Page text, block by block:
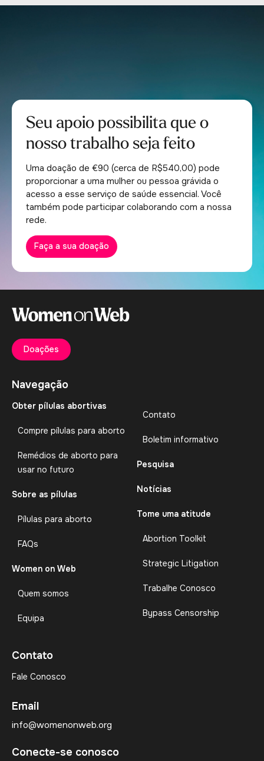
Seu apoio possibilita que o
nosso trabalho seja feito
Uma doação de €90 (cerca de R$540,00) pode
proporcionar a uma mulher ou pessoa grávida o
acesso a esse serviço de saúde essencial. Você
também pode participar colaborando com a nossa
rede.
Faça a sua doação
Navegação
Obter pílulas abortivas
Compre pílulas para aborto
Remédios de aborto para
usar no futuro
Sobre as pílulas
Pílulas para aborto
FAQs
Women on Web
Quem somos
Equipa
Contato
Boletim informativo
Pesquisa
Notícias
Tome uma atitude
Abortion Toolkit
Strategic Litigation
Trabalhe Conosco
Bypass Censorship
Contato
Fale Conosco
Email
info@womenonweb.org
Conecte-se conosco
Doações